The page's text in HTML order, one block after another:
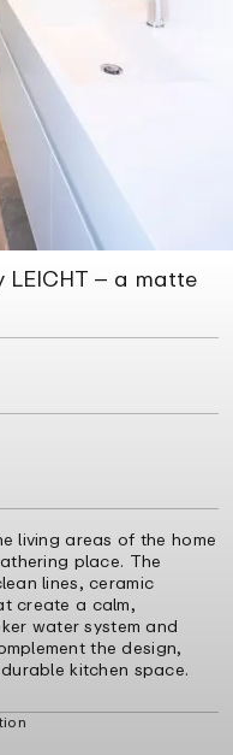
– a matte
living areas of the home
place. The
lines, ceramic
create a calm,
water system and
the design,
kitchen space.